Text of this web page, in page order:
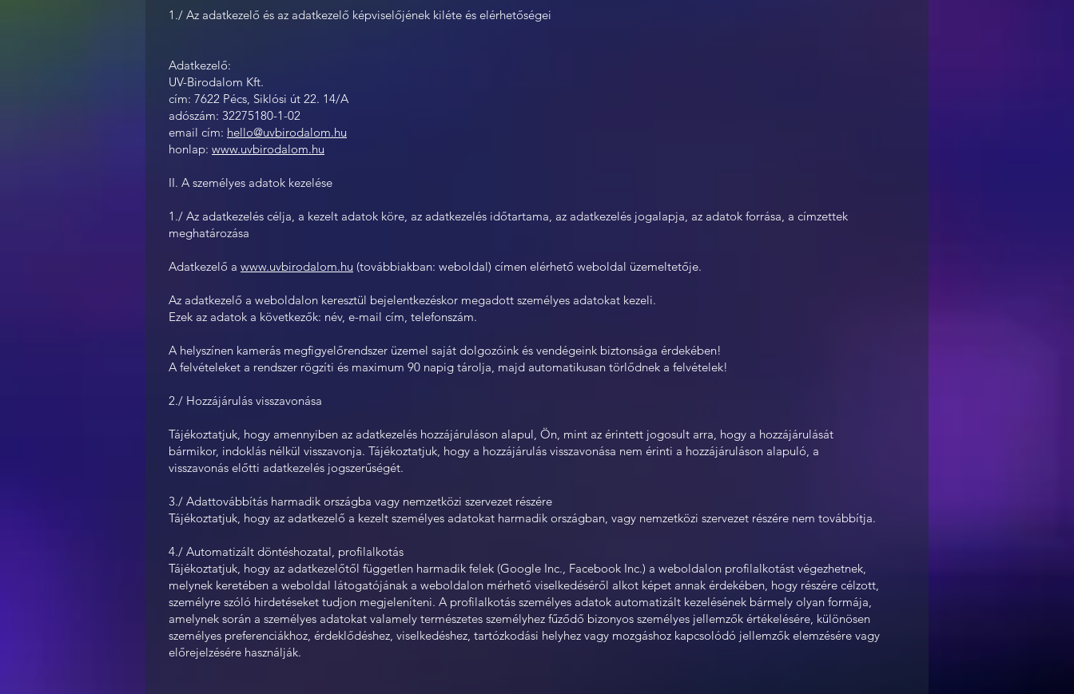
1./ Az adatkezelő és az adatkezelő képviselőjének kiléte és elérhetőségei
Adatkezelő:
UV-Birodalom Kft.
cím: 7622 Pécs, Siklósi út 22. 14/A
adószám: 32275180-1-02
email cím: hello@uvbirodalom.hu
honlap: www.uvbirodalom.hu
II. A személyes adatok kezelése
1./ Az adatkezelés célja, a kezelt adatok köre, az adatkezelés időtartama, az adatkezelés jogalapja, az adatok forrása, a címzettek
meghatározása
Adatkezelő a www.uvbirodalom.hu (továbbiakban: weboldal) címen elérhető weboldal üzemeltetője.
Az adatkezelő a weboldalon keresztül bejelentkezéskor megadott személyes adatokat kezeli.
Ezek az adatok a következők: név, e-mail cím, telefonszám.
A helyszínen kamerás megfigyelőrendszer üzemel saját dolgozóink és vendégeink biztonsága érdekében!
A felvételeket a rendszer rögzíti és maximum 90 napig tárolja, majd automatikusan törlődnek a felvételek!
2./ Hozzájárulás visszavonása
Tájékoztatjuk, hogy amennyiben az adatkezelés hozzájáruláson alapul, Ön, mint az érintett jogosult arra, hogy a hozzájárulását
bármikor, indoklás nélkül visszavonja. Tájékoztatjuk, hogy a hozzájárulás visszavonása nem érinti a hozzájáruláson alapuló, a
visszavonás előtti adatkezelés jogszerűségét.
3./ Adattovábbítás harmadik országba vagy nemzetközi szervezet részére
Tájékoztatjuk, hogy az adatkezelő a kezelt személyes adatokat harmadik országban, vagy nemzetközi szervezet részére nem továbbítja.
4./ Automatizált döntéshozatal, profilalkotás
Tájékoztatjuk, hogy az adatkezelőtől független harmadik felek (Google Inc., Facebook Inc.) a weboldalon profilalkotást végezhetnek,
melynek keretében a weboldal látogatójának a weboldalon mérhető viselkedéséről alkot képet annak érdekében, hogy részére célzott,
személyre szóló hirdetéseket tudjon megjeleníteni. A profilalkotás személyes adatok automatizált kezelésének bármely olyan formája,
amelynek során a személyes adatokat valamely természetes személyhez fűződő bizonyos személyes jellemzők értékelésére, különösen
személyes preferenciákhoz, érdeklődéshez, viselkedéshez, tartózkodási helyhez vagy mozgáshoz kapcsolódó jellemzők elemzésére vagy
előrejelzésére használják.